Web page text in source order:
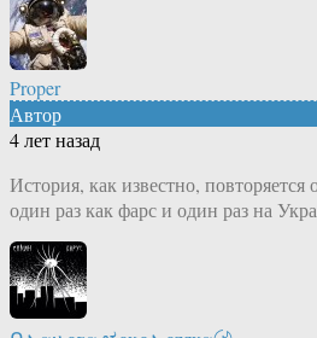
Proper
Автор
4 лет назад
История, как известно, повторяется
один раз как фарс и один раз на